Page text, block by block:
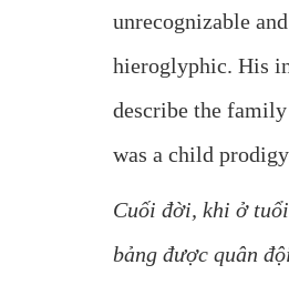
unrecognizable
hieroglyphic. His
describe the
was a child
Cuối đời, khi ở
bảng được quân